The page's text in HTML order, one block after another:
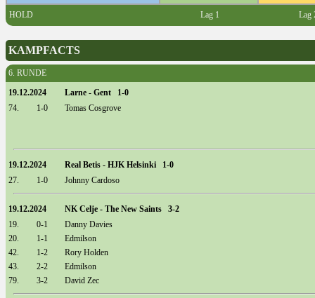
HOLD Lag 1 Lag
KAMPFACTS
6. RUNDE
19.12.2024
Larne - Gent 1-0
74.
1-0 Tomas Cosgrove
19.12.2024
Real Betis - HJK Helsinki 1-0
27.
1-0 Johnny Cardoso
19.12.2024
NK Celje - The New Saints 3-2
19.
0-1
Danny Davies
20.
1-1
Edmilson
42.
1-2
Rory Holden
43.
2-2
Edmilson
79.
3-2 David Zec